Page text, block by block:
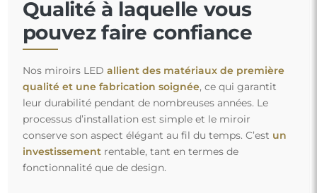
Qualité à laquelle vous
pouvez faire confiance
Nos miroirs LED allient des matériaux de première
qualité et une fabrication soignée, ce qui garantit
leur durabilité pendant de nombreuses années. Le
processus d’installation est simple et le miroir
conserve son aspect élégant au fil du temps. C’est un
investissementrentable, tant en termes de
fonctionnalité que de design.